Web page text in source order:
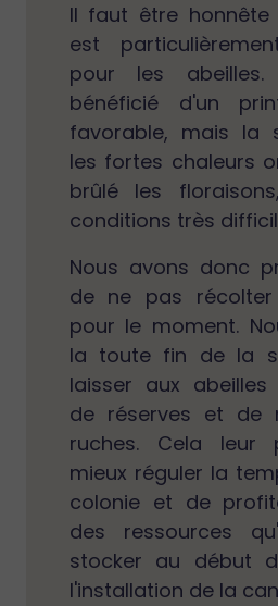
Il faut être
est
pour les abeilles.
bénéficié d'un
favorable, mais la
les fortes chaleurs
brûlé les
conditions très
Nous avons donc
de ne pas
pour le moment.
la toute fin de la
laisser aux abeilles
de réserves et de
ruches. Cela leur
mieux réguler la
colonie et de
des ressources
stocker au début
l'installation de la